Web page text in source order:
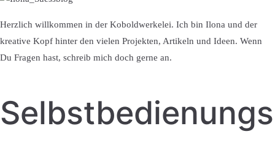
Herzlich willkommen in der Koboldwerkelei. Ich bin Ilona und der
kreative Kopf hinter den vielen Projekten, Artikeln und Ideen. Wenn
Du Fragen hast, schreib mich doch gerne an.